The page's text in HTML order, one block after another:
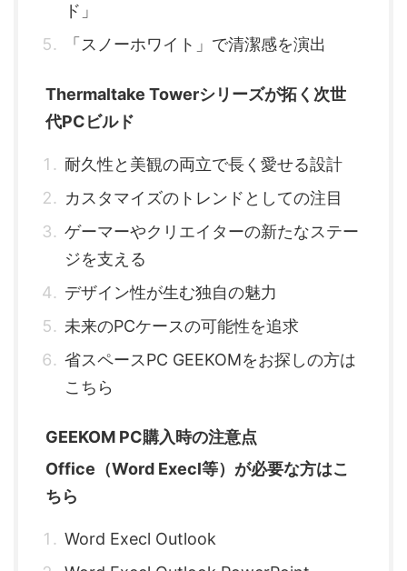
ド」
「スノーホワイト」で清潔感を演出
Thermaltake Towerシリーズが拓く次世
代PCビルド
耐久性と美観の両立で長く愛せる設計
カスタマイズのトレンドとしての注目
ゲーマーやクリエイターの新たなステー
ジを支える
デザイン性が生む独自の魅力
未来のPCケースの可能性を追求
省スペースPC GEEKOMをお探しの方は
こちら
GEEKOM PC購入時の注意点
Office（Word Execl等）が必要な方はこ
ちら
Word Execl Outlook